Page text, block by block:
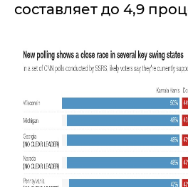
составляет до 4,9